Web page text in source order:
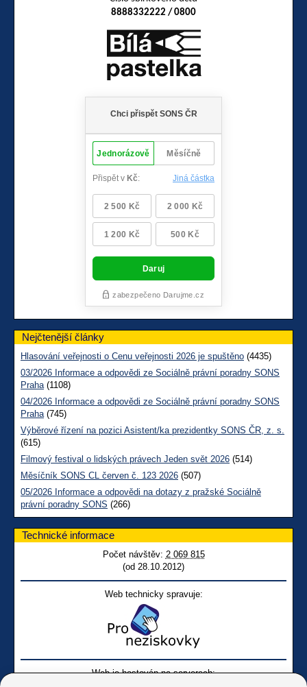
8888332222 / 0800
Nejčtenější články
Hlasování veřejnosti o Cenu veřejnosti 2026 je spuštěno (4435)
03/2026 Informace a odpovědi ze Sociálně právní poradny SONS
Praha(1108)
04/2026 Informace a odpovědi ze Sociálně právní poradny SONS
Praha(745)
Výběrové řízení na pozici Asistent/ka prezidentky SONS ČR, z. s.
(615)
Filmový festival o lidských právech Jeden svět 2026 (514)
Měsíčník SONS CL červen č. 123 2026 (507)
05/2026 Informace a odpovědi na dotazy z pražské Sociálně
právní poradny SONS (266)
Technické informace
Počet návštěv: 2 069 815
(od 28.10.2012)
Web technicky spravuje:
Web je hostován na serverech: